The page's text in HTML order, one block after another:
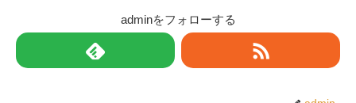
adminをフォローする